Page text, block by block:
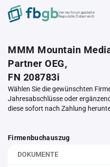
Verrechnungsstelle
Republik Österreich
MMM Mountain
Partner OEG,
FN 208783i
Wählen Sie die gewünschten
Jahresabschlüsse oder
diese sofort nach Zahlung
Firmenbuchauszug
DOKUMENTE